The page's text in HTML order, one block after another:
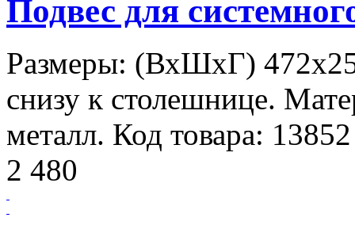
Подвес для
Размеры: (ВхШхГ)
снизу к столешнице.
металл. Код товара: 13852
2 480